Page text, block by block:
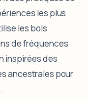
les plus
les bols
de fréquences
inspirées des
ancestrales pour